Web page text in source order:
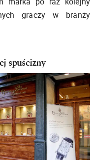
graczy w branży
spuścizny